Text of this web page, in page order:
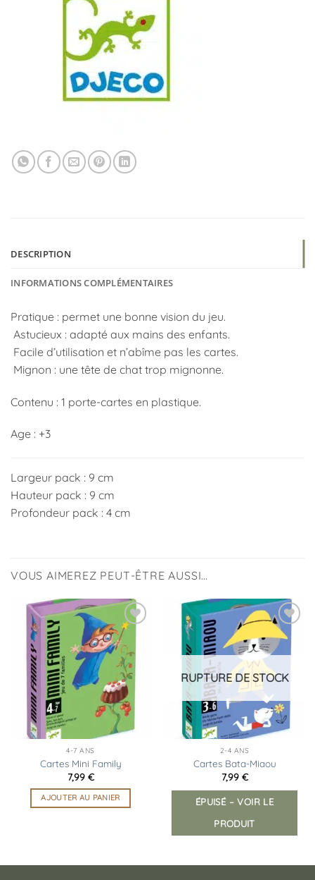
DESCRIPTION
INFORMATIONS COMPLÉMENTAIRES
Pratique : permet une bonne vision du jeu.
Astucieux : adapté aux mains des enfants.
Facile d’utilisation et n’abîme pas les cartes.
Mignon : une tête de chat trop mignonne.
Contenu : 1 porte-cartes en plastique.
Age : +3
Largeur pack : 9 cm
Hauteur pack : 9 cm
Profondeur pack : 4 cm
VOUS AIMEREZ PEUT-ÊTRE AUSSI…
Ajouter
à la
liste
d’envies
4-7 ANS
Cartes Mini Family
7,99 €
AJOUTER AU PANIER
Ajouter
à la
liste
RUPTURE DE STOCK
2-4 ANS
Cartes Bata-Miaou
7,99 €
ÉPUISÉ – VOIR LE
PRODUIT